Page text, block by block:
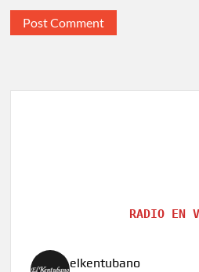
RADIO EN
elkentubano